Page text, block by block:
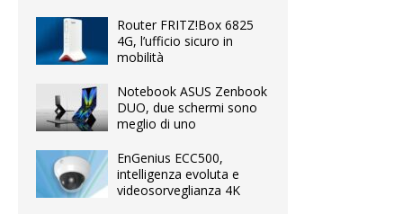
Router FRITZ!Box 6825
4G, l’ufficio sicuro in
mobilità
Notebook ASUS Zenbook
DUO, due schermi sono
meglio di uno
EnGenius ECC500,
intelligenza evoluta e
videosorveglianza 4K